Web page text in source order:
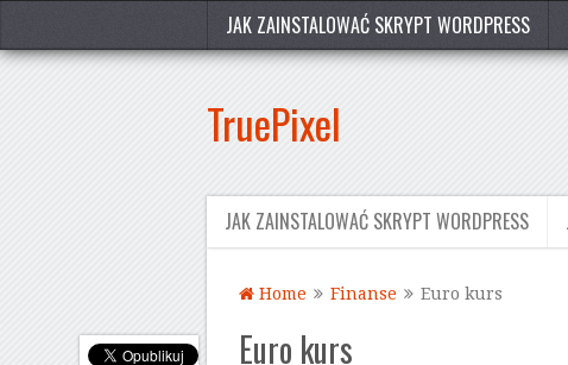
JAK ZAINSTALOWAĆ SKRYPT WORDPRESS
TruePixel
JAK ZAINSTALOWAĆ SKRYPT WORDPRESS
Home Finanse Euro kurs
Euro kurs